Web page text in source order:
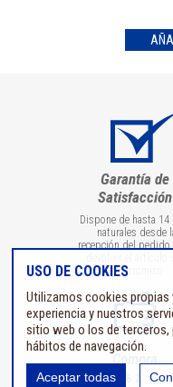
Garantía de
Satisfacción
Dispone de hasta 14
naturales desde
recepción del pedido
compromiso
Compra
100% fiable
USO DE COOKIES
Utilizamos cookies propias
experiencia y nuestros
sitio web o los de terceros,
hábitos de navegación.
Aceptar todas